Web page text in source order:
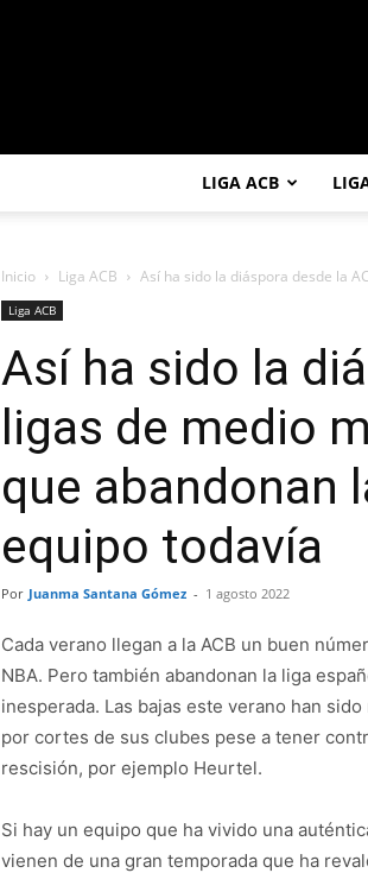
LIGA ACB
Inicio Liga ACB Así ha sido la diáspora desde la
Liga ACB
Así ha sido la
ligas de medio
que abandonan
equipo todavía
Por Juanma Santana Gómez - 1 agosto 2022
Cada verano llegan a la ACB un buen
NBA. Pero también abandonan la liga
inesperada. Las bajas este verano han
por cortes de sus clubes pese a tener
rescisión, por ejemplo Heurtel.
Si hay un equipo que ha vivido una
vienen de una gran temporada que ha